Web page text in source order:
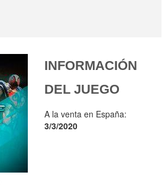
INFORMACIÓN
DEL JUEGO
A la venta en España:
3/3/2020